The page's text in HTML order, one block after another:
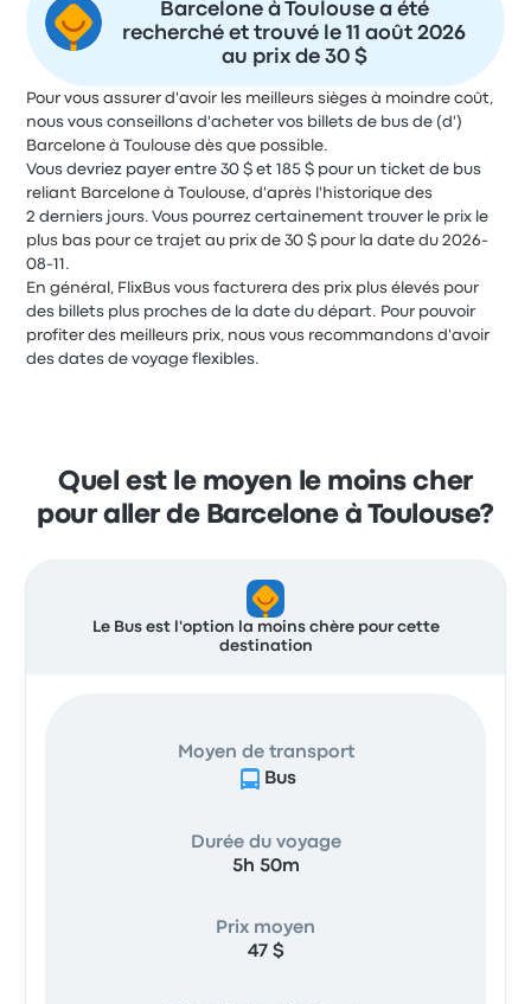
Barcelone à Toulouse a été
recherché et trouvé le 11 août 2026
au prix de 30 $
Pour vous assurer d'avoir les meilleurs sièges à moindre coût,
nous vous conseillons d'acheter vos billets de bus de (d')
Barcelone à Toulouse dès que possible.
Vous devriez payer entre 30 $ et 185 $ pour un ticket de bus
reliant Barcelone à Toulouse, d'après l'historique des
2 derniers jours. Vous pourrez certainement trouver le prix le
plus bas pour ce trajet au prix de 30 $ pour la date du 2026-
08-11.
En général, FlixBus vous facturera des prix plus élevés pour
des billets plus proches de la date du départ. Pour pouvoir
profiter des meilleurs prix, nous vous recommandons d'avoir
des dates de voyage flexibles.
Quel est le moyen le moins cher
pour aller de Barcelone à Toulouse?
Le Bus est l'option la moins chère pour cette
destination
Moyen de transport
Bus
Durée du voyage
5h 50m
Prix moyen
47 $